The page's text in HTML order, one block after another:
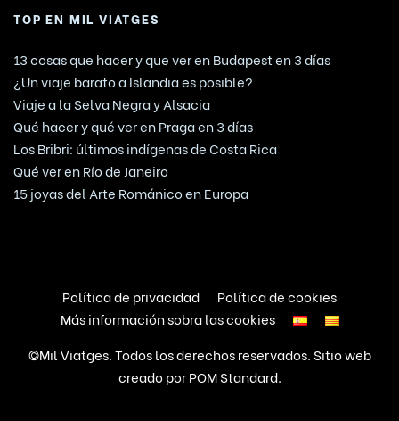
TOP EN MIL VIATGES
13 cosas que hacer y que ver en Budapest en 3 días
¿Un viaje barato a Islandia es posible?
Viaje a la Selva Negra y Alsacia
Qué hacer y qué ver en Praga en 3 días
Los Bribri: últimos indígenas de Costa Rica
Qué ver en Río de Janeiro
15 joyas del Arte Románico en Europa
Política de privacidad
Política de cookies
Más información sobra las cookies
©Mil Viatges. Todos los derechos reservados. Sitio web
creado porPOM Standard.